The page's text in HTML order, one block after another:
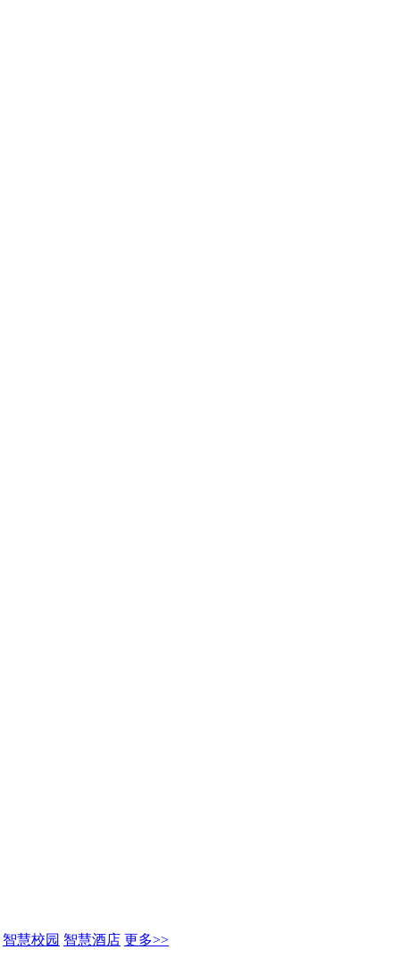
智慧校园 智慧酒店 更多>>